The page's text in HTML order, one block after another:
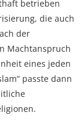
betrieben
die auch
der
Machtanspruch
eines jeden
passte dann